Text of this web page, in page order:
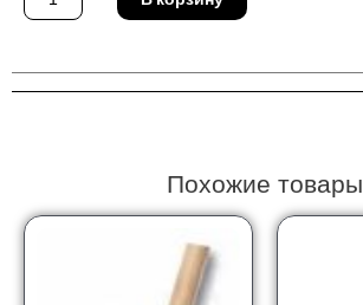
Тележка
20
Похожие товары